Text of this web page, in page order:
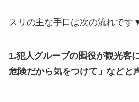
スリの主な手口は次の流れです
1.犯人グループの囮役が観光客
危険だから気をつけて」などと